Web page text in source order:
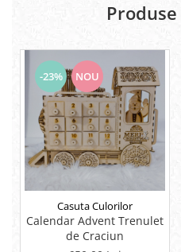
-23% NOU
Casuta Culorilor
Calendar Advent Trenulet
de Craciun